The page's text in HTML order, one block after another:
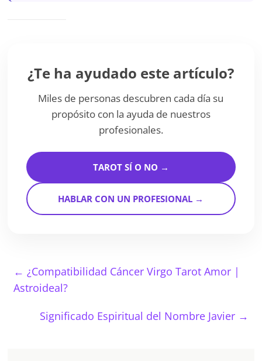
¿Te ha ayudado este artículo?
Miles de personas descubren cada día su
propósito con la ayuda de nuestros
profesionales.
TAROT SÍ O NO →
HABLAR CON UN PROFESIONAL →
← ¿Compatibilidad Cáncer Virgo Tarot Amor |
Astroideal?
Significado Espiritual del Nombre Javier →